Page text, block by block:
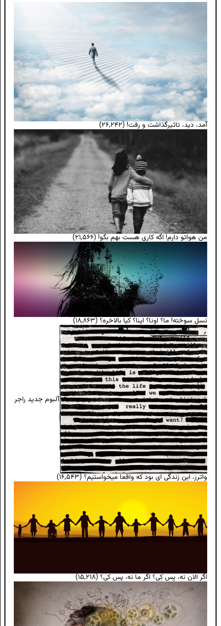
آمد، دید، تاثیرگذاشت و رفت! (۲۶,۲۴۲)
من هواتو دارم! اگه کاری هست بهم بگو! (۲۱,۵۶۶)
نسل سوخته! ما؟ اونا؟ اینا؟ کیا بالاخره؟(۱۸,۸۶۳)
آلبوم جدید راجر
واترز، این زندگی ای بود که واقعا میخواستیم؟(۱۶,۵۴۳)
اگر الان نه، پس کِی؟ اگر ما نه، پس کی؟(۱۵,۲۱۸)